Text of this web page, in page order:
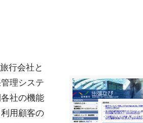
行会社と
理システ
社の機能
用顧客の